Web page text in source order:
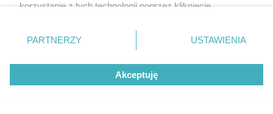
korzystanie z tych technologii poprzez kliknięcie
zmienić/wycofać klikając przycisk ustawień prywatności
znajdujący się w lewym dolnym rogu strony
rodzaje przetwarzania danych nie wymagają zgody
użytkownika, ale masz prawo sprzeciwić się takiemu
przetwarzaniu. Preferencje będą miały zastosowanie tylko
PARTNERZY USTAWIENIA
Akceptuję